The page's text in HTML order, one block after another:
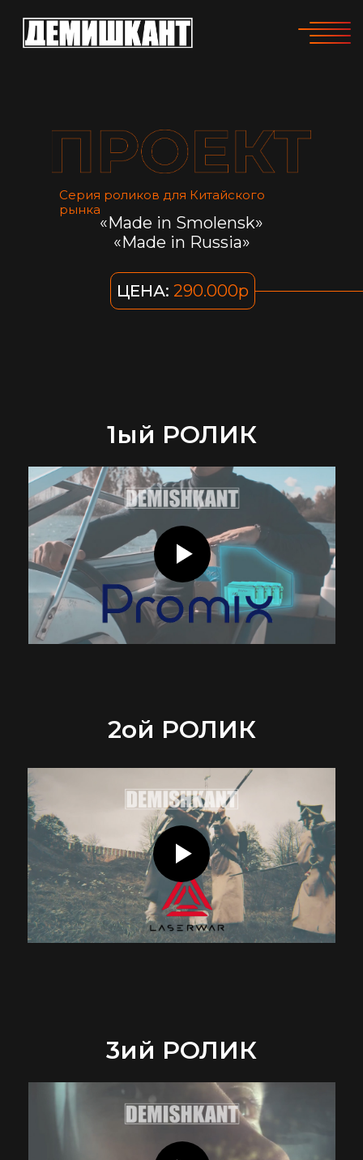
«Made in Smolensk»
«Made in Russia»
Серия роликов для Китайского
рынка
290.000р
ЦЕНА:
1ый РОЛИК
2ой РОЛИК
3ий РОЛИК